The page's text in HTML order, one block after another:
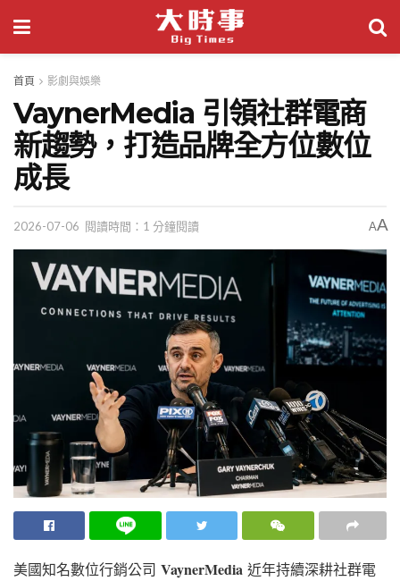
首頁 影劇與娛樂
VaynerMedia 引領社群電商
新趨勢，打造品牌全方位數位
成長
2026-07-06 閱讀時間：1 分鐘閱讀 AA
美國知名數位行銷公司 VaynerMedia 近年持續深耕社群電